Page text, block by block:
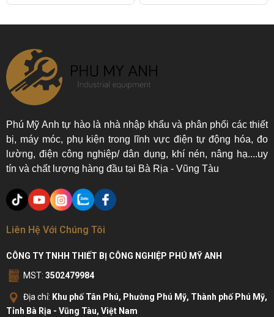
Phú Mỹ Anh tự hào là nhà nhập khẩu và phân phối các thiết
bị, máy móc, phụ kiện trong lĩnh vực điện tự động hóa, đo
lường, điện công nghiệp/ dân dụng, khí nén, nâng hạ....uy
tín và chất lượng hàng đầu tại Bà Rịa - Vũng Tàu
Liên Hệ Với Chúng Tôi
CÔNG TY TNHH THIẾT BỊ CÔNG NGHIỆP PHÚ MỸ ANH
MST: 3502479984
Địa chỉ: Khu phố Tân Phú, Phường Phú Mỹ, Thành phố Phú Mỹ,
Tỉnh Bà Rịa - Vũng Tàu, Việt Nam